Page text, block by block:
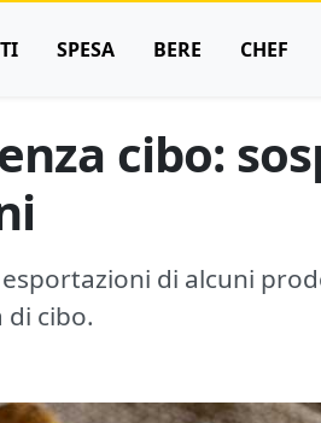
SPESA BERE CHEF
cibo:
di alcuni
cibo.